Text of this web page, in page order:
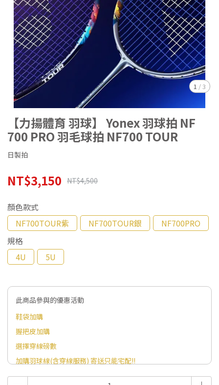
1 /3
【力揚體育 羽球】 Yonex 羽球拍 NF
700 PRO 羽毛球拍 NF700 TOUR
日製拍
NT$3,150 NT$4,500
顏色款式
NF700TOUR紫
NF700TOUR銀
NF700PRO
規格
4U
5U
此商品參與的優惠活動
鞋袋加購
握把皮加購
選擇穿線磅數
加購羽球線(含穿線服務) 寄送只能宅配!!